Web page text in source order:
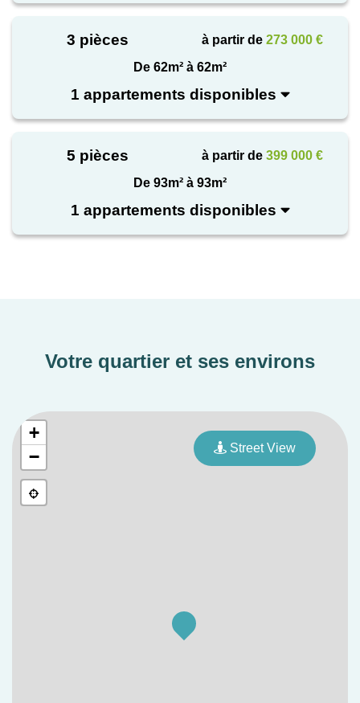
des places de stationnement en sous-sol.Aqua
Verde fait rimer esthétisme, confort et nature avec
3 pièces à partir de 273 000 €
De 62m² à 62m²
1 appartements disponibles
5 pièces à partir de 399 000 €
De 93m² à 93m²
1 appartements disponibles
Votre quartier et ses environs
+
−
Street View